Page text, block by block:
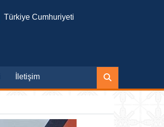
Türkiye Cumhuriyeti
İletişim